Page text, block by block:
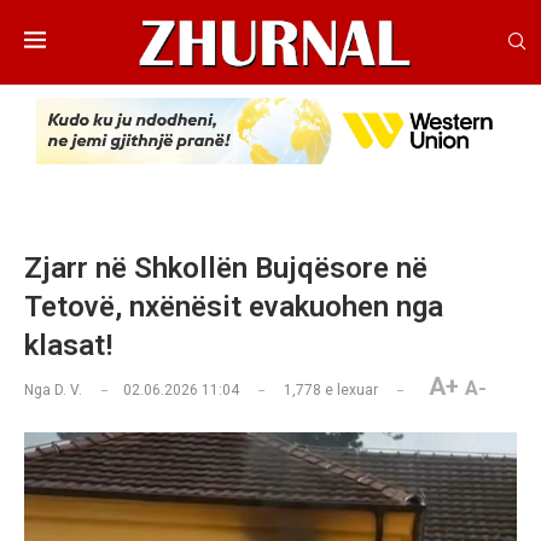
Zjarr në Shkollën Bujqësore në
Tetovë, nxënësit evakuohen nga
klasat!
Nga D. V. 02.06.2026 11:04 1,778 e lexuar A+ A-